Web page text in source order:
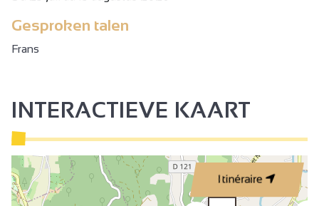
Gesproken talen
Frans
INTERACTIEVE KAART
Itinéraire
2